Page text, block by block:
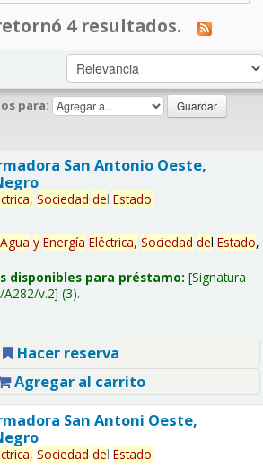
4 resultados.
para:
San Antonio Oeste,
Sociedad del Estado.
Agua y Energía Eléctrica, Sociedad del Estado,
disponibles para préstamo: Signatura
A282/v.2 (3).
Hacer reserva
Agregar al carrito
San Antoni Oeste,
Sociedad del Estado.